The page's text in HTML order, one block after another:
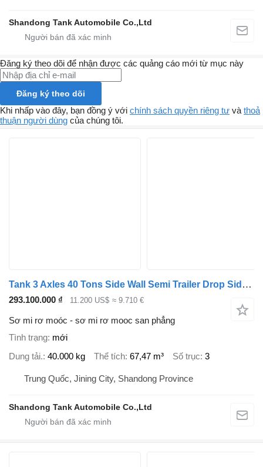
Shandong Tank Automobile Co.,Ltd
Đăng ký theo dõi để nhận được các quảng cáo mới từ mục này
Đăng ký theo dõi
Khi nhấp vào đây, bạn đồng ý với chính sách quyền riêng tư và thoả
thuận người dùng của chúng tôi.
Tank 3 Axles 40 Tons Side Wall Semi Trailer Drop Side Trailer
293.100.000 ₫ 11.200 US$ ≈ 9.710 €
Sơ mi rơ moóc - sơ mi rơ mooc san phẳng
Tình trạng mới
Dung tải. 40.000 kg Thể tích 67,47 m³ Số trục 3
Trung Quốc, Jining City, Shandong Province
Shandong Tank Automobile Co.,Ltd